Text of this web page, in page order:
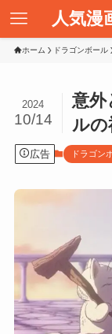
人気漫
ホーム ドラゴンボール
意外
ルの
2024
10/14
広告 ドラゴン